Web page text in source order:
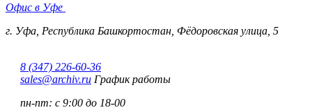
Офис в Уфе
г. Уфа, Республика Башкортостан, Фёдоровская улица, 5
8 (347) 226-60-36
sales@archiv.ru График работы
пн-пт: с 9:00 до 18-00